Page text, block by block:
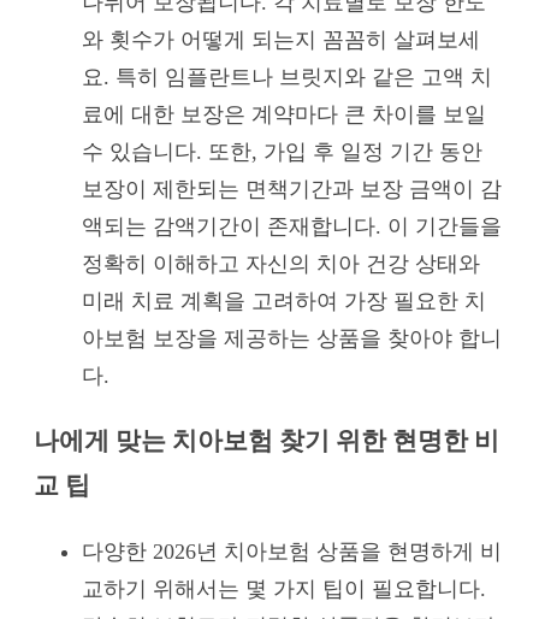
와 횟수가 어떻게 되는지 꼼꼼히 살펴보세
요. 특히 임플란트나 브릿지와 같은 고액 치
료에 대한 보장은 계약마다 큰 차이를 보일
수 있습니다. 또한, 가입 후 일정 기간 동안
보장이 제한되는 면책기간과 보장 금액이 감
액되는 감액기간이 존재합니다. 이 기간들을
정확히 이해하고 자신의 치아 건강 상태와
미래 치료 계획을 고려하여 가장 필요한 치
아보험 보장을 제공하는 상품을 찾아야 합니
다.
나에게 맞는 치아보험 찾기 위한 현명한 비
교 팁
다양한 2026년 치아보험 상품을 현명하게 비
교하기 위해서는 몇 가지 팁이 필요합니다.